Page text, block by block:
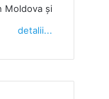
Moldova şi
detalii...